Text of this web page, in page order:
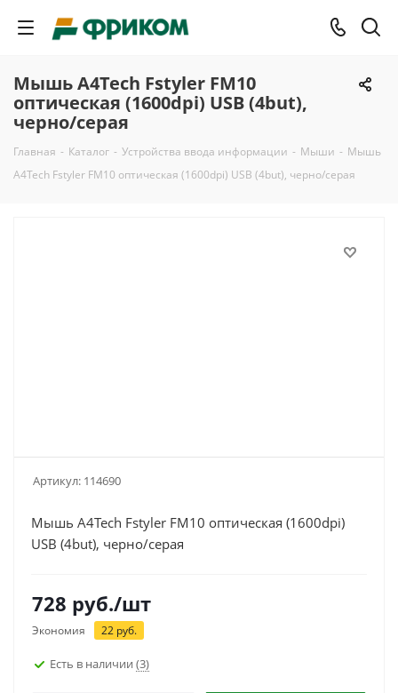
Мышь A4Tech Fstyler FM10
оптическая (1600dpi) USB (4but),
черно/серая
Главная - Каталог - Устройства ввода информации - Мыши - Мышь
A4Tech Fstyler FM10 оптическая (1600dpi) USB (4but), черно/серая
Артикул: 114690
Мышь A4Tech Fstyler FM10 оптическая (1600dpi)
USB (4but), черно/серая
728 руб./шт
Экономия 22 руб.
Есть в наличии (3)